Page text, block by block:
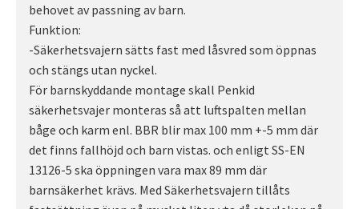
behovet av passning av barn.
Funktion:
-Säkerhetsvajern sätts fast med låsvred som öppnas
och stängs utan nyckel.
För barnskyddande montage skall Penkid
säkerhetsvajer monteras så att luftspalten mellan
båge och karm enl. BBR blir max 100 mm +-5 mm där
det finns fallhöjd och barn vistas. och enligt SS-EN
13126-5 ska öppningen vara max 89 mm där
barnsäkerhet krävs. Med Säkerhetsvajern tillåts